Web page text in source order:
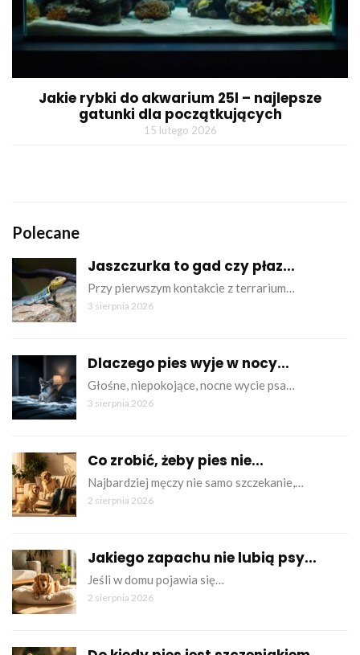
Jakie rybki do akwarium 25l – najlepsze
gatunki dla początkujących
15 lutego 2026
Polecane
Jaszczurka to gad czy płaz...
Przy pierwszym kontakcie z terrarium…
3 sierpnia 2026
Dlaczego pies wyje w nocy...
Głośne, niepokojące, nocne wycie psa…
3 sierpnia 2026
Co zrobić, żeby pies nie...
Najbardziej męczy nie samo szczekanie,…
2 sierpnia 2026
Jakiego zapachu nie lubią psy...
Jeśli w domu pojawia się…
2 sierpnia 2026